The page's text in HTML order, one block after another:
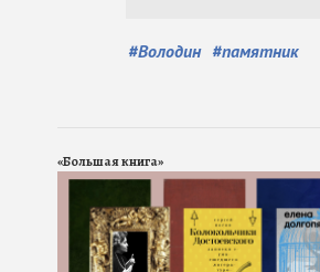
#Володин #памятник
«Большая книга»